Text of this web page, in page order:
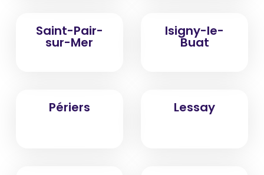
Saint-Pair-
sur-Mer
Isigny-le-
Buat
Périers Lessay